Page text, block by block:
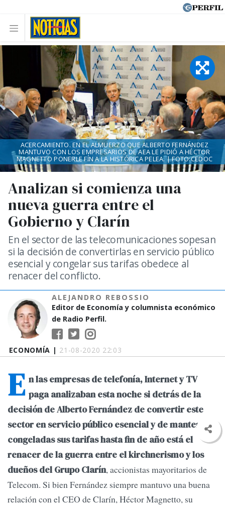
ECONOMÍA | 21-08-2020 22:03
Analizan si comienza una
nueva guerra entre el
Gobierno y Clarín
En el sector de las telecomunicaciones sopesan
si la decisión de convertirlas en servicio público
esencial y congelar sus tarifas obedece al
renacer del conflicto.
ALEJANDRO REBOSSIO
Editor de Economía y columnista económico
de Radio Perfil.
ACERCAMIENTO. EN EL ALMUERZO QUE ALBERTO FERNÁNDEZ
MANTUVO CON LOS EMPRESARIOS DE AEA LE PIDIÓ A HÉCTOR
MAGNETTO PONERLE FÍN A LA HISTÓRICA PELEA. | FOTO:CEDOC
E n las empresas de telefonía, Internet y TV
paga analizaban esta noche si detrás de la
decisión de Alberto Fernández de convertir este
sector en servicio público esencial y de mantener
congeladas sus tarifas hasta fin de año está el
renacer de la guerra entre el kirchnerismo y los
dueños del Grupo Clarín, accionistas mayoritarios de
Telecom. Si bien Fernández siempre mantuvo una buena
relación con el CEO de Clarín, Héctor Magnetto, su